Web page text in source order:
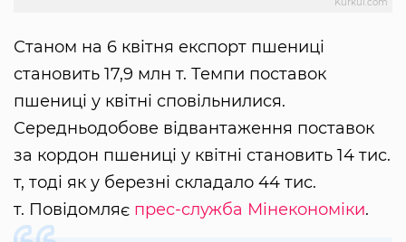
Станом на 6 квітня експорт пшениці
становить 17,9 млн т. Темпи поставок
пшениці у квітні сповільнилися.
Середньодобове відвантаження поставок
за кордон пшениці у квітні становить 14 тис.
т, тоді як у березні складало 44 тис.
т. Повідомляє прес-служба Мінекономіки.